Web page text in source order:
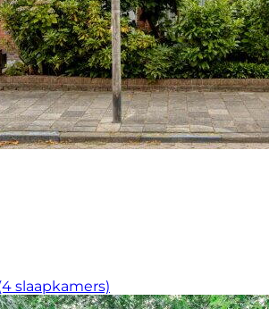
slaapkamers)